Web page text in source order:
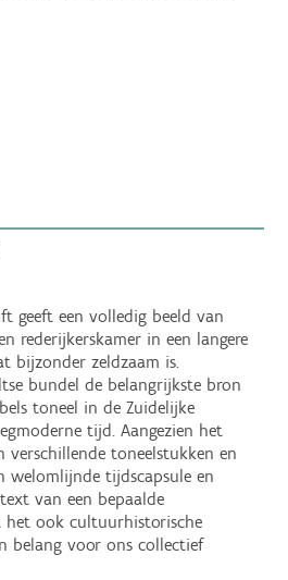
geeft een volledig beeld van
rederijkerskamer in een langere
bijzonder zeldzaam is.
bundel de belangrijkste bron
toneel in de Zuidelijke
tijd. Aangezien het
verschillende toneelstukken en
welomlijnde tijdscapsule en
van een bepaalde
het ook cultuurhistorische
belang voor ons collectief